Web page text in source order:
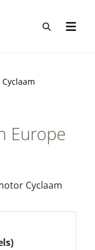
Open
Open
Europe
Cyclaam